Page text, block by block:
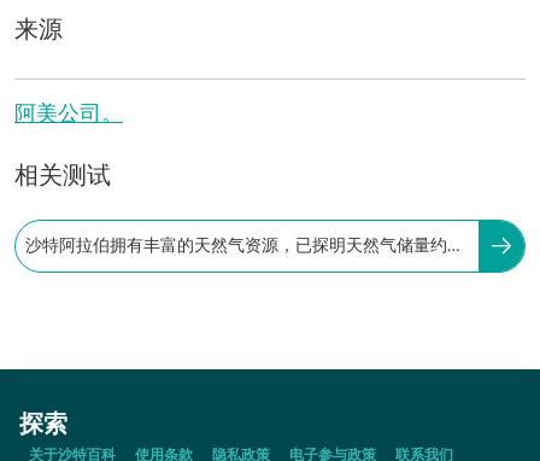
来源
阿美公司。
相关测试
沙特阿拉伯拥有丰富的天然气资源，已探明天然气储量约为
探索
关于沙特百科 使用条款 隐私政策 电子参与政策 联系我们